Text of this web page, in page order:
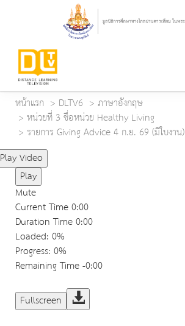
หน้าแรก DLTV6
ภาษาอังกฤษ
หน่วยที่ 3 ชื่อหน่วย Healthy Living
รายการ Giving Advice 4 ก.ย. 69 (มีใบงาน)
Play Video
Play
Mute
Current Time0:00
Duration Time0:00
Loaded: 0%
Progress: 0%
Remaining Time-0:00
Fullscreen